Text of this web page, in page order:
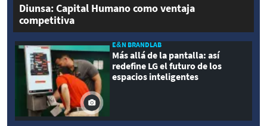
Diunsa: Capital Humano como ventaja
competitiva
E&N BRANDLAB
Más allá de la pantalla: así
redefine LG el futuro de los
espacios inteligentes